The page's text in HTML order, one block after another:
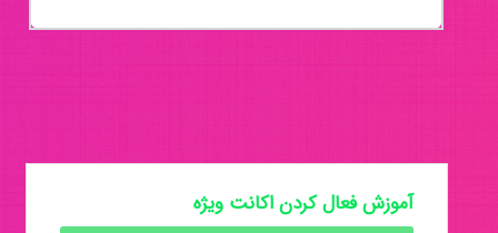
آموزش فعال کردن اکانت ویژه